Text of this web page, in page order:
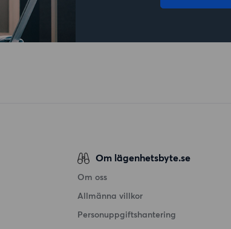
Om lägenhetsbyte.se
Om oss
Allmänna villkor
Personuppgiftshantering